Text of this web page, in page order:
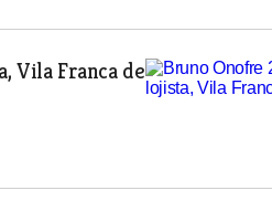
Vila Franca de